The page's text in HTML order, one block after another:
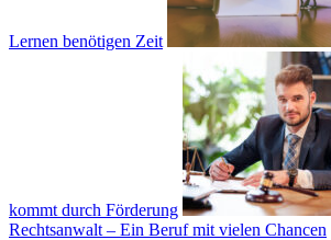
Lernen benötigen Zeit
kommt durch Förderung
Rechtsanwalt – Ein Beruf mit vielen Chancen